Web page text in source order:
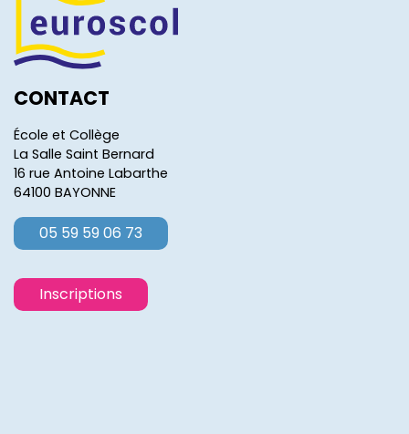
CONTACT
École et Collège
La Salle Saint Bernard
16 rue Antoine Labarthe
64100 BAYONNE
05 59 59 06 73
Inscriptions